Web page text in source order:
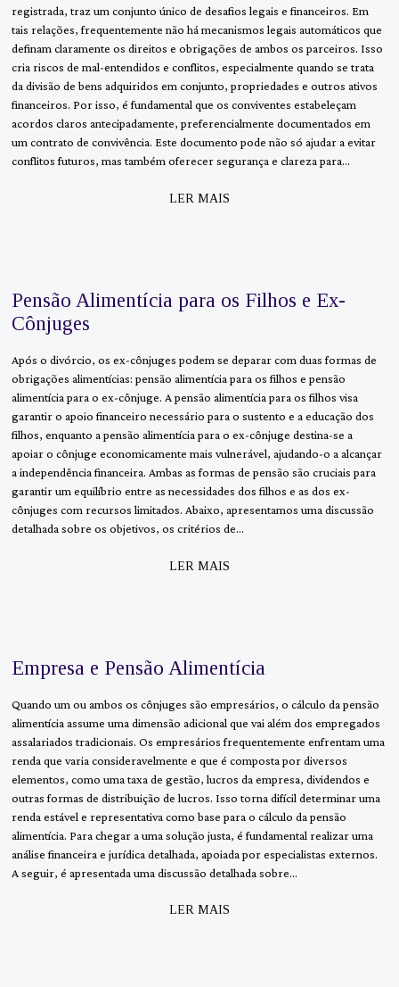
registrada, traz um conjunto único de desafios legais e financeiros. Em
tais relações, frequentemente não há mecanismos legais automáticos que
definam claramente os direitos e obrigações de ambos os parceiros. Isso
cria riscos de mal-entendidos e conflitos, especialmente quando se trata
da divisão de bens adquiridos em conjunto, propriedades e outros ativos
financeiros. Por isso, é fundamental que os conviventes estabeleçam
acordos claros antecipadamente, preferencialmente documentados em
um contrato de convivência. Este documento pode não só ajudar a evitar
conflitos futuros, mas também oferecer segurança e clareza para…
LER MAIS
Pensão Alimentícia para os Filhos e Ex-
Cônjuges
Após o divórcio, os ex-cônjuges podem se deparar com duas formas de
obrigações alimentícias: pensão alimentícia para os filhos e pensão
alimentícia para o ex-cônjuge. A pensão alimentícia para os filhos visa
garantir o apoio financeiro necessário para o sustento e a educação dos
filhos, enquanto a pensão alimentícia para o ex-cônjuge destina-se a
apoiar o cônjuge economicamente mais vulnerável, ajudando-o a alcançar
a independência financeira. Ambas as formas de pensão são cruciais para
garantir um equilíbrio entre as necessidades dos filhos e as dos ex-
cônjuges com recursos limitados. Abaixo, apresentamos uma discussão
detalhada sobre os objetivos, os critérios de…
LER MAIS
Empresa e Pensão Alimentícia
Quando um ou ambos os cônjuges são empresários, o cálculo da pensão
alimentícia assume uma dimensão adicional que vai além dos empregados
assalariados tradicionais. Os empresários frequentemente enfrentam uma
renda que varia consideravelmente e que é composta por diversos
elementos, como uma taxa de gestão, lucros da empresa, dividendos e
outras formas de distribuição de lucros. Isso torna difícil determinar uma
renda estável e representativa como base para o cálculo da pensão
alimentícia. Para chegar a uma solução justa, é fundamental realizar uma
análise financeira e jurídica detalhada, apoiada por especialistas externos.
A seguir, é apresentada uma discussão detalhada sobre…
LER MAIS